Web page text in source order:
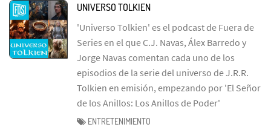
UNIVERSO TOLKIEN
'Universo Tolkien' es el podcast de Fuera de
Series en el que C.J. Navas, Álex Barredo y
Jorge Navas comentan cada uno de los
episodios de la serie del universo de J.R.R.
Tolkien en emisión, empezando por 'El Señor
de los Anillos: Los Anillos de Poder'
ENTRETENIMIENTO